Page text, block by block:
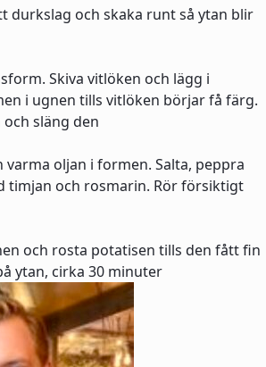
durkslag och skaka runt så ytan blir
Skiva vitlöken och lägg i
i ugnen tills vitlöken börjar få färg.
släng den
varma oljan i formen. Salta, peppra
timjan och rosmarin. Rör försiktigt
och rosta potatisen tills den fått fin
ytan, cirka 30 minuter